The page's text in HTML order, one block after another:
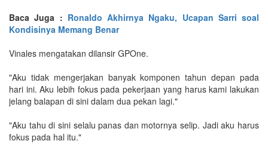
Baca Juga : Ronaldo Akhirnya Ngaku, Ucapan Sarri soal
Kondisinya Memang Benar
Vinales mengatakan dilansir GPOne.
"Aku tidak mengerjakan banyak komponen tahun depan pada
hari ini. Aku lebih fokus pada pekerjaan yang harus kami lakukan
jelang balapan di sini dalam dua pekan lagi."
"Aku tahu di sini selalu panas dan motornya selip. Jadi aku harus
fokus pada hal itu."